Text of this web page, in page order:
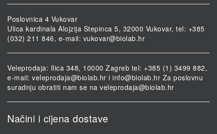
Poslovnica 4 Vukovar
Ulica kardinala Alojzija Stepinca 5, 32000 Vukovar, tel: +385
(032) 211 846, e-mail: vukovar@biolab.hr
Veleprodaja: Ilica 348, 10000 Zagreb tel: +385 (1) 3499 882,
e-mail: veleprodaja@biolab.hr i info@biolab.hr Za poslovnu
suradnju obratiti nam se na veleprodaja@biolab.hr
Načini i cijena dostave